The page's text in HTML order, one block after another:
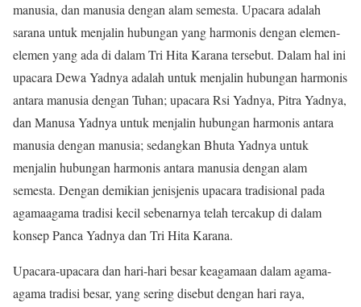
manusia, dan manusia dengan alam semesta. Upacara adalah
sarana untuk menjalin hubungan yang harmonis dengan elemen-
elemen yang ada di dalam Tri Hita Karana tersebut. Dalam hal ini
upacara Dewa Yadnya adalah untuk menjalin hubungan harmonis
antara manusia dengan Tuhan; upacara Rsi Yadnya, Pitra Yadnya,
dan Manusa Yadnya untuk menjalin hubungan harmonis antara
manusia dengan manusia; sedangkan Bhuta Yadnya untuk
menjalin hubungan harmonis antara manusia dengan alam
semesta. Dengan demikian jenisjenis upacara tradisional pada
agamaagama tradisi kecil sebenarnya telah tercakup di dalam
konsep Panca Yadnya dan Tri Hita Karana.
Upacara-upacara dan hari-hari besar keagamaan dalam agama-
agama tradisi besar, yang sering disebut dengan hari raya,